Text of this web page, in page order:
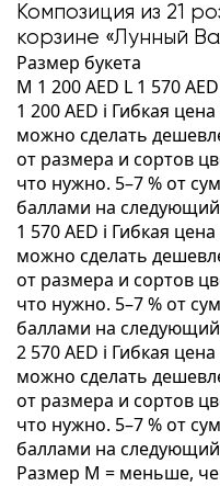
Композиция из 21
корзине «Лунный
Размер букета
M 1 200 AED L 1 570 AED
1 200 AED i Гибкая
можно сделать
от размера и сортов
что нужно. 5–7 % от
баллами на следующий
1 570 AED i Гибкая
можно сделать
от размера и сортов
что нужно. 5–7 % от
баллами на следующий
2 570 AED i Гибкая
можно сделать
от размера и сортов
что нужно. 5–7 % от
баллами на следующий
Размер M = меньше,